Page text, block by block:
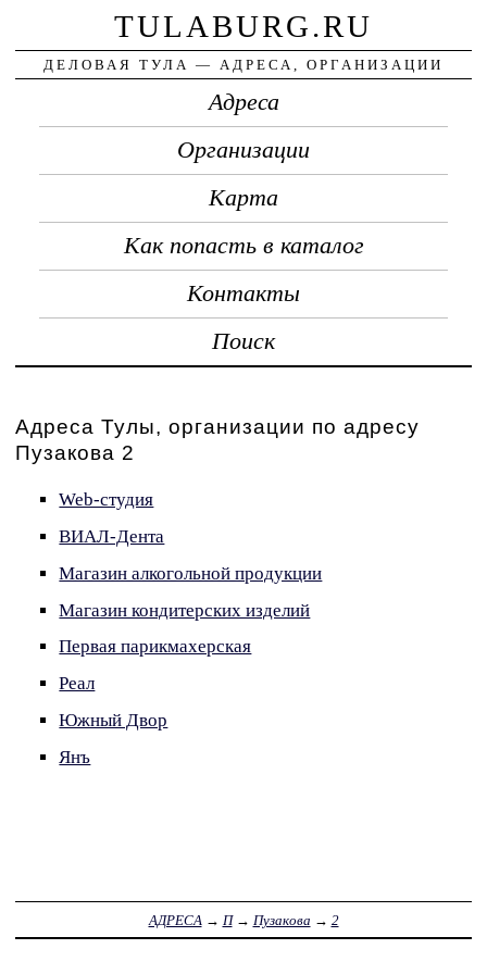
TULABURG.RU
ДЕЛОВАЯ ТУЛА — АДРЕСА, ОРГАНИЗАЦИИ
Адреса
Организации
Карта
Как попасть в каталог
Контакты
Поиск
Адреса Тулы, организации по адресу
Пузакова 2
Web-студия
ВИАЛ-Дента
Магазин алкогольной продукции
Магазин кондитерских изделий
Первая парикмахерская
Реал
Южный Двор
Янъ
АДРЕСА → П→ Пузакова → 2